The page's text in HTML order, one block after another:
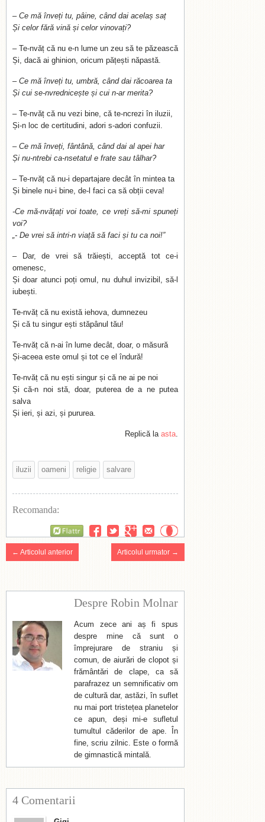
– Ce mă înveți tu, pâine, când dai acelaș saț
Și celor fără vină și celor vinovați?
– Te-nvăț că nu e-n lume un zeu să te păzească
Și, dacă ai ghinion, oricum pățești năpastă.
– Ce mă înveți tu, umbră, când dai răcoarea ta
Și cui se-nvrednicește și cui n-ar merita?
– Te-nvăț că nu vezi bine, că te-ncrezi în iluzii,
Și-n loc de certitudini, adori s-adori confuzii.
– Ce mă înveți, fântână, când dai al apei har
Și nu-ntrebi ca-nsetatul e frate sau tâlhar?
– Te-nvăț că nu-i departajare decât în mintea ta
Și binele nu-i bine, de-l faci ca să obții ceva!
-Ce mă-nvățați voi toate, ce vreți să-mi spuneți
voi?
„- De vrei să intri-n viață să faci și tu ca noi!”
– Dar, de vrei să trăiești, acceptă tot ce-i
omenesc,
Și doar atunci poți omul, nu duhul invizibil, să-l
iubești.
Te-nvăț că nu există iehova, dumnezeu
Și că tu singur ești stăpânul tău!
Te-nvăț că n-ai în lume decât, doar, o măsură
Și-aceea este omul și tot ce el îndură!
Te-nvăț că nu ești singur și că ne ai pe noi
Și că-n noi stă, doar, puterea de a ne putea
salva
Și ieri, și azi, și pururea.
Replică la asta.
iluzii oameni religie salvare
Recomanda:
← Articolul anterior Articolul urmator →
Despre Robin Molnar
Acum zece ani aș fi spus
despre mine că sunt o
împrejurare de straniu și
comun, de aiurări de clopot și
frământări de clape, ca să
parafrazez un semnificativ om
de cultură dar, astăzi, în suflet
nu mai port tristețea planetelor
ce apun, deși mi-e sufletul
tumultul căderilor de ape. În
fine, scriu zilnic. Este o formă
de gimnastică mintală.
4 Comentarii